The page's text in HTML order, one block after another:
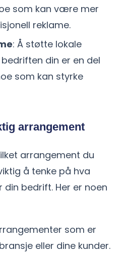
som kan være mer
reklame.
: Å støtte lokale
din er en del
som kan styrke
arrangement
arrangement du
å tenke på hva
bedrift. Her er noen
som er
eller dine kunder.